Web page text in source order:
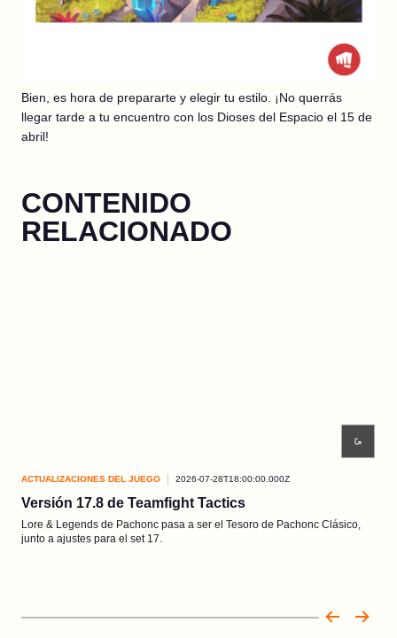
Bien, es hora de prepararte y elegir tu estilo. ¡No querrás
llegar tarde a tu encuentro con los Dioses del Espacio el 15 de
abril!
CONTENIDO
RELACIONADO
ACTUALIZACIONES DEL JUEGO 2026-07-28T18:00:00.000Z
Versión 17.8 de Teamfight Tactics
Lore & Legends de Pachonc pasa a ser el Tesoro de Pachonc Clásico,
junto a ajustes para el set 17.